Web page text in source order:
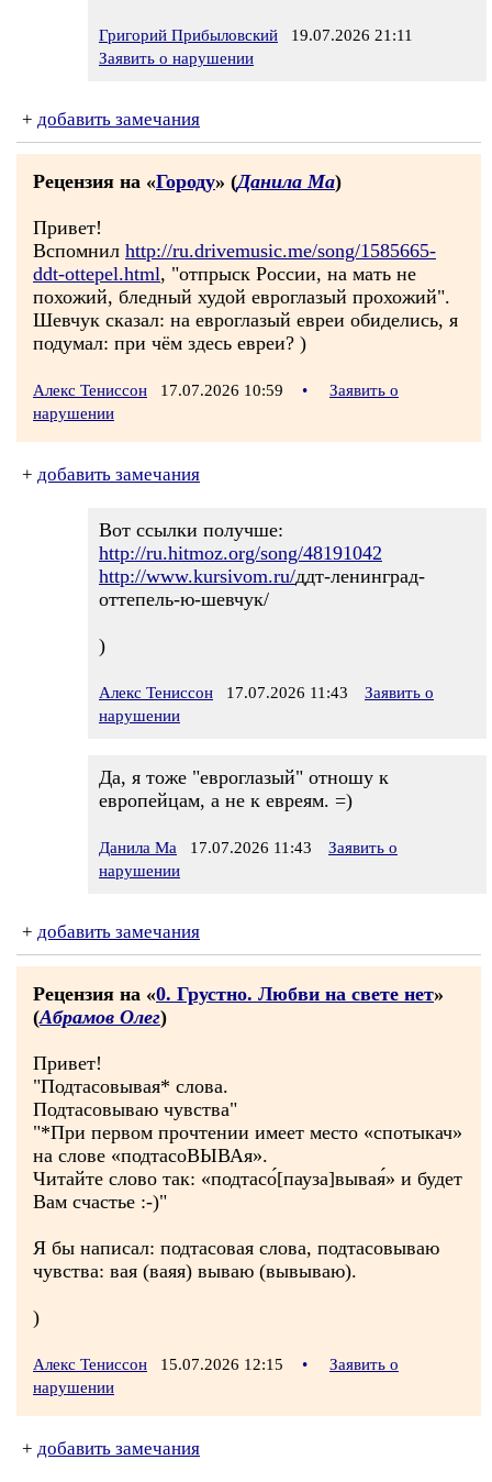
Григорий Прибыловский 19.07.2026 21:11
Заявить о нарушении
+ добавить замечания
Рецензия на «Городу» (Данила Ма)
Привет!
Вспомнил http://ru.drivemusic.me/song/1585665-
ddt-ottepel.html, "отпрыск России, на мать не
похожий, бледный худой евроглазый прохожий".
Шевчук сказал: на евроглазый евреи обиделись, я
подумал: при чём здесь евреи? )
Алекс Тениссон 17.07.2026 10:59 •
Заявить о
нарушении
+ добавить замечания
Вот ссылки получше:
http://ru.hitmoz.org/song/48191042
http://www.kursivom.ru/ддт-ленинград-
оттепель-ю-шевчук/
)
Алекс Тениссон 17.07.2026 11:43
Заявить о
нарушении
Да, я тоже "евроглазый" отношу к
европейцам, а не к евреям. =)
Данила Ма 17.07.2026 11:43
Заявить о
нарушении
+ добавить замечания
Рецензия на «0. Грустно. Любви на свете нет»
(Абрамов Олег)
Привет!
"Подтасовывая* слова.
Подтасовываю чувства"
"*При первом прочтении имеет место «спотыкач»
на слове «подтасоВЫВАя».
Читайте слово так: «подтасо́[пауза]вывая́» и будет
Вам счастье :-)"
Я бы написал: подтасовая слова, подтасовываю
чувства: вая (ваяя) вываю (вывываю).
)
Алекс Тениссон 15.07.2026 12:15 •
Заявить о
нарушении
+ добавить замечания